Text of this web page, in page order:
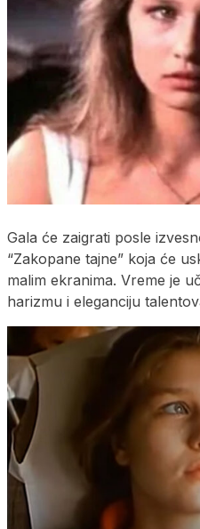
Gala će zaigrati posle
“Zakopane tajne” koja će
malim ekranima. Vreme je
harizmu i eleganciju